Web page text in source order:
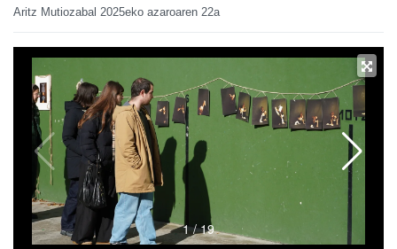
Aritz Mutiozabal 2025eko azaroaren 22a